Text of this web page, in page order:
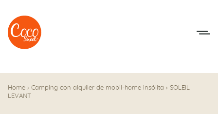
Ir al menú
Ir a los contenidos
Home › Camping con alquiler de mobil-home insólita › SOLEIL
LEVANT